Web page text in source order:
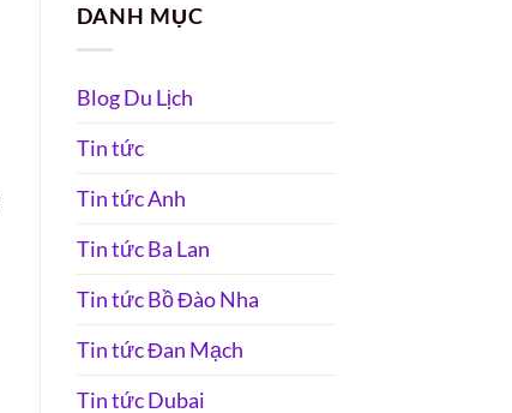
DANH MỤC
Blog Du Lịch
Tin tức
Tin tức Anh
Tin tức Ba Lan
Tin tức Bồ Đào Nha
Tin tức Đan Mạch
Tin tức Dubai